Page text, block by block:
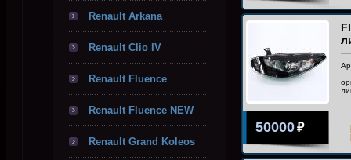
Renault Arkana
Renault Clio IV
Renault Fluence
Renault Fluence NEW
Renault Grand Koleos
50000₽